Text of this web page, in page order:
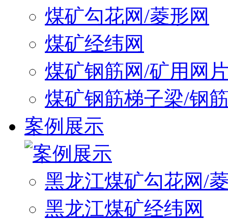
煤矿勾花网/菱形网
煤矿经纬网
煤矿钢筋网/矿用网
煤矿钢筋梯子梁/钢
案例展示
黑龙江煤矿勾花网/
黑龙江煤矿经纬网